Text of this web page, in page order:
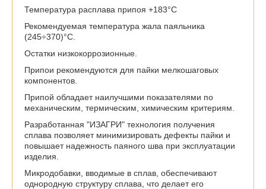
Температура расплава припоя +183°С
Рекомендуемая температура жала паяльника
(245÷370)°С.
Остатки низкокоррозионные.
Припои рекомендуются для пайки мелкошаговых
компонентов.
Припой обладает наилучшими показателями по
механическим, термическим, химическим критериям.
Разработанная "ИЗАГРИ" технология получения
сплава позволяет минимизировать дефекты пайки и
повышает надежность паяного шва при эксплуатации
изделия.
Микродобавки, вводимые в сплав, обеспечивают
однородную структуру сплава, что делает его